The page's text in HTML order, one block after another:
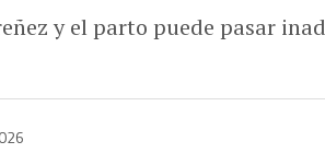
y el parto puede pasar